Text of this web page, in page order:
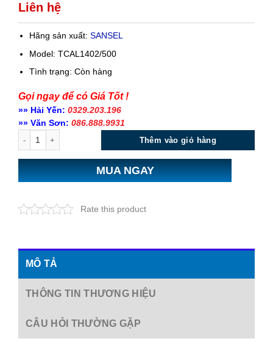
Liên hệ
Hãng sản xuất: SANSEL
Model: TCAL1402/500
Tình trạng: Còn hàng
Gọi ngay để có Giá Tốt !
»» Hải Yến: 0329.203.196
»» Văn Sơn: 086.888.9931
Thêm vào giỏ hàng
MUA NGAY
Rate this product
MÔ TẢ
THÔNG TIN THƯƠNG HIỆU
CÂU HỎI THƯỜNG GẶP